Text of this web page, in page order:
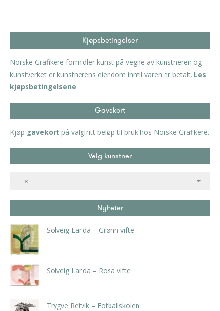
Kjøpsbetingelser
Norske Grafikere formidler kunst på vegne av kunstneren og
kunstverket er kunstnerens eiendom inntil varen er betalt. Les
kjøpsbetingelsene
Gavekort
Kjøp gavekort på valgfritt beløp til bruk hos Norske Grafikere.
Velg kunstner
×
–
Nyheter
Solveig Landa – Grønn vifte
Solveig Landa – Rosa vifte
Trygve Retvik – Fotballskolen